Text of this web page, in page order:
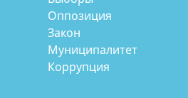
Оппозиция
Закон
Муниципалитет
Коррупция